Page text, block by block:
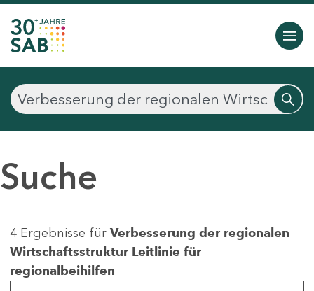
Suche
4 Ergebnisse für Verbesserung der regionalen
Wirtschaftsstruktur Leitlinie für
regionalbeihilfen